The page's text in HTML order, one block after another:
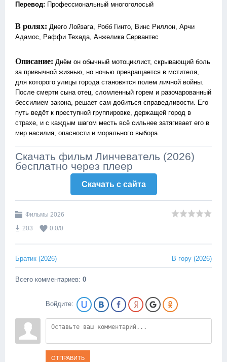
Перевод: Профессиональный многоголосый
В ролях: Диего Лойзага, Робб Гинто, Винс Риллон, Арчи
Адамос, Раффи Техада, Анжелика Сервантес
Описание: Днём он обычный мотоциклист, скрывающий боль
за привычной жизнью, но ночью превращается в мстителя,
для которого улицы города становятся полем личной войны.
После смерти сына отец, сломленный горем и разочарованный
бессилием закона, решает сам добиться справедливости. Его
путь ведёт к преступной группировке, держащей город в
страхе, и с каждым шагом месть всё сильнее затягивает его в
мир насилия, опасности и морального выбора.
Скачать фильм Линчеватель (2026)
бесплатно через плеер
Скачать c сайта
Фильмы 2026
203
0.0/0
Братик (2026) В гору (2026)
Всего комментариев: 0
Войдите:
ОТПРАВИТЬ